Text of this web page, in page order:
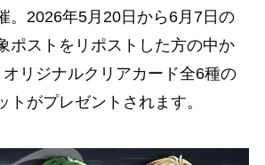
。2026年5月20日から6月7日の
ポストをリポストした方の中か
リジナルクリアカード全6種の
トがプレゼントされます。